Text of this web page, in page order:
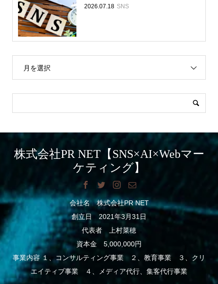
2026.07.18 SNS
月を選択
株式会社PR NET【SNS×AI×Webマー
ケティング】
会社名 株式会社PR NET
創立日 2021年3月31日
代表者 上村菜穂
資本金 5,000,000円
事業内容 １、コンサルティング事業 ２、教育事業 ３、クリ
エイティブ事業 ４、メディア代行、集客代行事業